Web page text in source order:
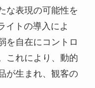
な表現の可能性を
イトの導入によ
を自在にコントロ
これにより、動的
が生まれ、観客の